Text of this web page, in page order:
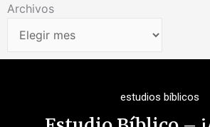
Archivos
Archivos
estudios bíblicos